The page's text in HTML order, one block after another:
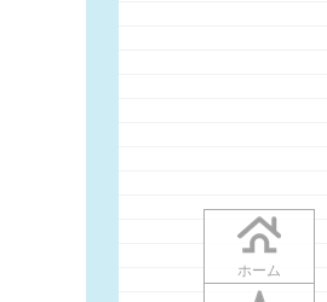
ホーム